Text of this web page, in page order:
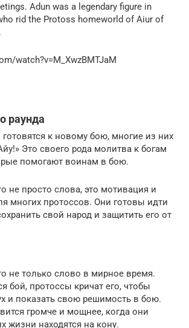
Adun was a legendary figure in
rid the Protoss homeworld of Aiur of
watch?v=M_XwzBMTJaM
раунда
к новому бою, многие из них
Это своего рода молитва к богам
помогают воинам в бою.
не просто слова, это мотивация и
многих протоссов. Они готовы идти
свой народ и защитить его от
не только слово в мирное время.
бой, протоссы кричат его, чтобы
и показать свою решимость в бою.
громче и мощнее, когда они
жизни находятся на кону.